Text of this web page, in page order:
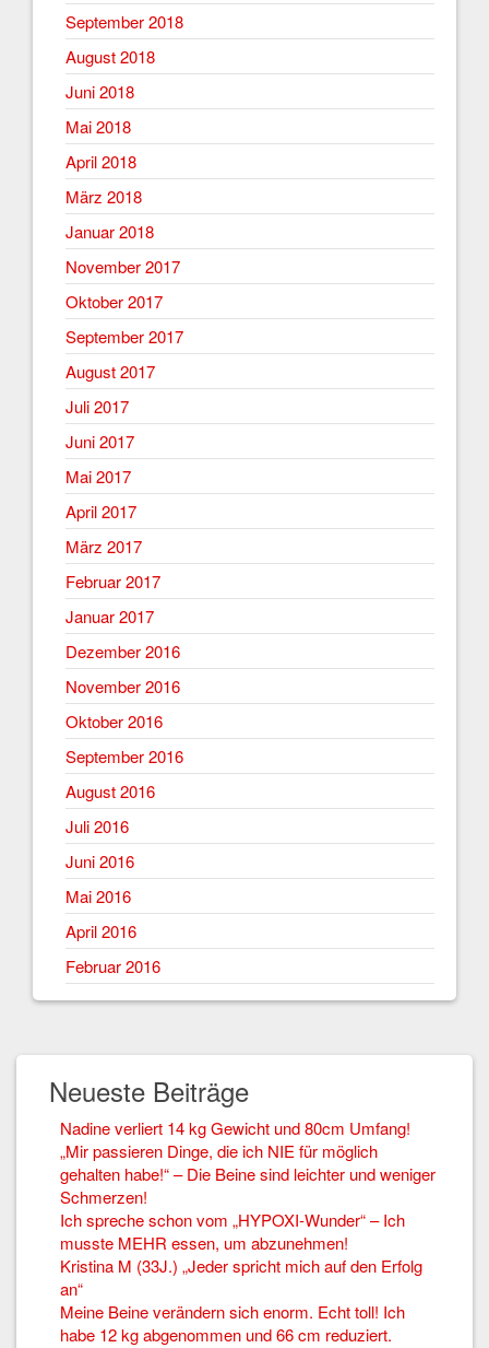
September 2018
August 2018
Juni 2018
Mai 2018
April 2018
März 2018
Januar 2018
November 2017
Oktober 2017
September 2017
August 2017
Juli 2017
Juni 2017
Mai 2017
April 2017
März 2017
Februar 2017
Januar 2017
Dezember 2016
November 2016
Oktober 2016
September 2016
August 2016
Juli 2016
Juni 2016
Mai 2016
April 2016
Februar 2016
Neueste Beiträge
Nadine verliert 14 kg Gewicht und 80cm Umfang!
„Mir passieren Dinge, die ich NIE für möglich
gehalten habe!“ – Die Beine sind leichter und weniger
Schmerzen!
Ich spreche schon vom „HYPOXI-Wunder“ – Ich
musste MEHR essen, um abzunehmen!
Kristina M (33J.) „Jeder spricht mich auf den Erfolg
an“
Meine Beine verändern sich enorm. Echt toll! Ich
habe 12 kg abgenommen und 66 cm reduziert.